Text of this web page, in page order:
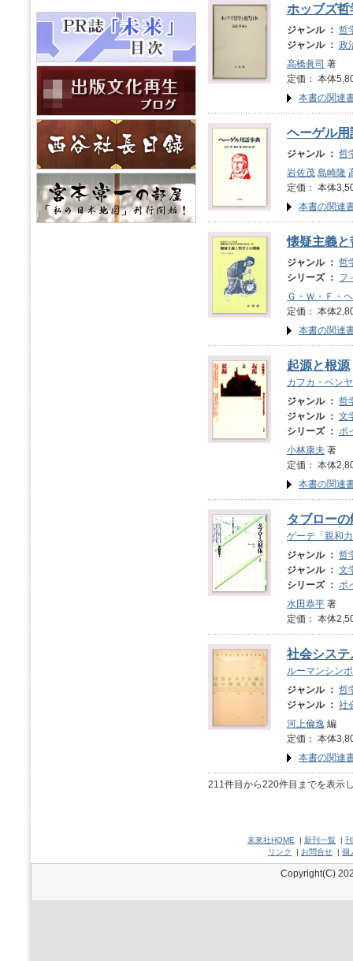
ホッブズ
ジャンル ： 哲
ジャンル ： 政
高橋眞司 著
定価： 本体
本書の関連
ヘーゲル用
ジャンル ： 哲
岩佐茂 島崎隆
定価： 本体
本書の関連
懐疑主義
ジャンル ： 哲
シリーズ ： フ
Ｇ・Ｗ・Ｆ・
定価： 本体
本書の関連
起源と根源
カフカ・ベン
ジャンル ： 哲
ジャンル ： 文
シリーズ ： ポ
小林康夫 著
定価： 本体
本書の関連
タブローの
ゲーテ「親和
ジャンル ： 哲
ジャンル ： 文
シリーズ ： ポ
水田恭平 著
定価： 本体
社会シス
ルーマンシン
ジャンル ： 哲
ジャンル ： 社
河上倫逸 編
定価： 本体
本書の関連
211件目から220件目までを表示
未來社HOME | 新刊一覧 |
リンク
| お問合せ | 個
Copyright(C)